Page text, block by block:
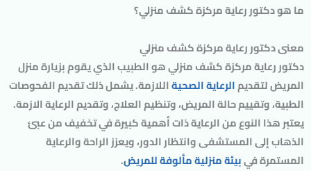
ما هو دكتور رعاية مركزة كشف منزلي؟
معنى دكتور رعاية مركزة كشف منزلي
دكتور رعاية مركزة كشف منزلي هو الطبيب الذي يقوم بزيارة منزل
المريض لتقديمالرعاية الصحيةاللازمة. يشمل ذلك تقديم الفحوصات
الطبية، وتقييم حالة المريض، وتنظيم العلاج، وتقديم الرعاية الازمة.
يعتبر هذا النوع من الرعاية ذات أهمية كبيرة في تخفيف من عبئ
الذهاب إلى المستشفى وانتظار الدور، ويعزز الراحة والرعاية
المستمرة فيبيئة منزلية مألوفة للمريض.